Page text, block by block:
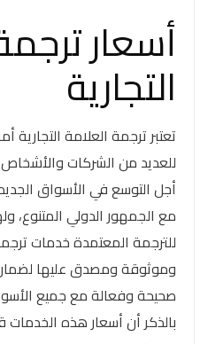
أسعار
التجارية
تعتبر ترجمة العلامة التجارية
للعديد من الشركات
أجل التوسع في الأسواق
مع الجمهور الدولي المتنوع،
للترجمة المعتمدة خدمات
وموثوقة ومصدق عليها
صحيحة وفعالة مع جميع
بالذكر أن أسعار هذه